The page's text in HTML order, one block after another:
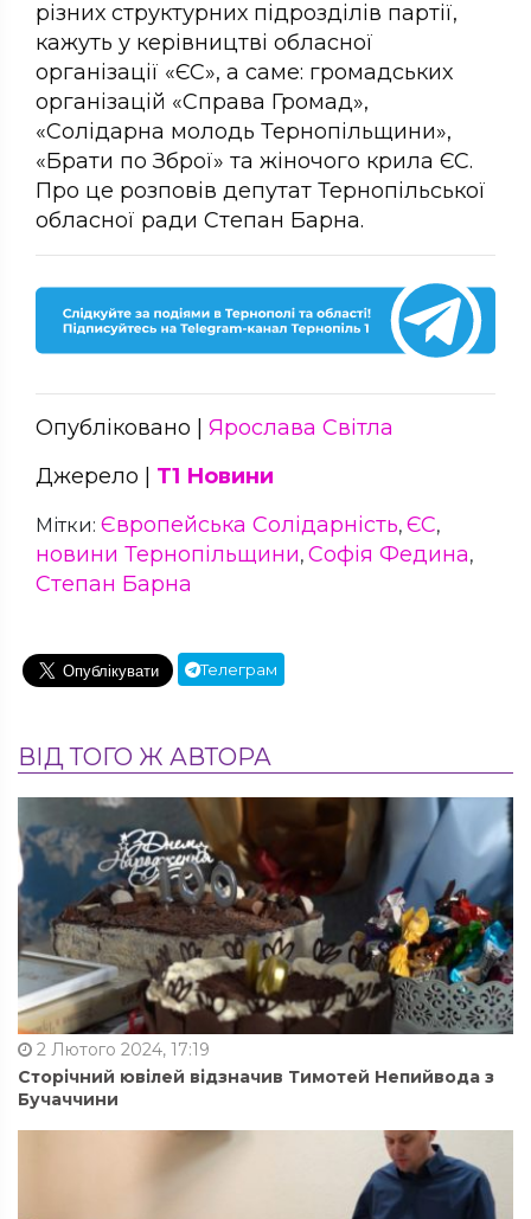
різних структурних підрозділів партії,
кажуть у керівництві обласної
організації «ЄС», а саме: громадських
організацій «Справа Громад»,
«Солідарна молодь Тернопільщини»,
«Брати по Зброї» та жіночого крила ЄС.
Про це розповів депутат Тернопільської
обласної ради Степан Барна.
Опубліковано | Ярослава Світла
Джерело | Т1 Новини
Мітки: Європейська Солідарність, ЄС,
новини Тернопільщини, Софія Федина,
Степан Барна
Телеграм
ВІД ТОГО Ж АВТОРА
2 Лютого 2024, 17:19
Сторічний ювілей відзначив Тимотей Непийвода з
Бучаччини